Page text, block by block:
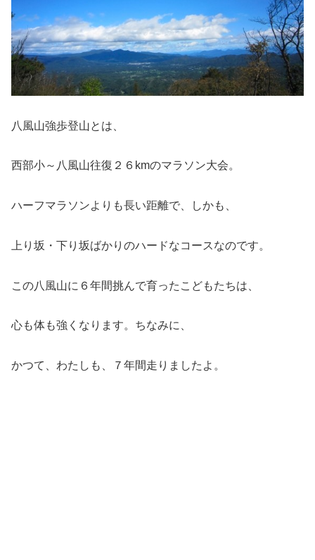
八風山強歩登山とは、
西部小～八風山往復２６kmのマラソン大会。
ハーフマラソンよりも長い距離で、しかも、
上り坂・下り坂ばかりのハードなコースなのです。
この八風山に６年間挑んで育ったこどもたちは、
心も体も強くなります。ちなみに、
かつて、わたしも、７年間走りましたよ。